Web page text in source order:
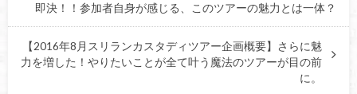
即決！！参加者自身が感じる、このツアーの魅力とは一体？
【2016年8月スリランカスタディツアー企画概要】さらに魅
力を増した！やりたいことが全て叶う魔法のツアーが目の前
に。